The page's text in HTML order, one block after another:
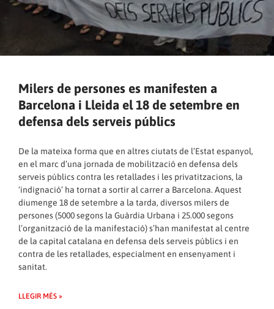
Milers de persones es manifesten a
Barcelona i Lleida el 18 de setembre en
defensa dels serveis públics
De la mateixa forma que en altres ciutats de l’Estat espanyol,
en el marc d’una jornada de mobilització en defensa dels
serveis públics contra les retallades i les privatitzacions, la
‘indignació’ ha tornat a sortir al carrer a Barcelona. Aquest
diumenge 18 de setembre a la tarda, diversos milers de
persones (5000 segons la Guàrdia Urbana i 25.000 segons
l’organització de la manifestació) s’han manifestat al centre
de la capital catalana en defensa dels serveis públics i en
contra de les retallades, especialment en ensenyament i
sanitat.
LLEGIR MÉS »